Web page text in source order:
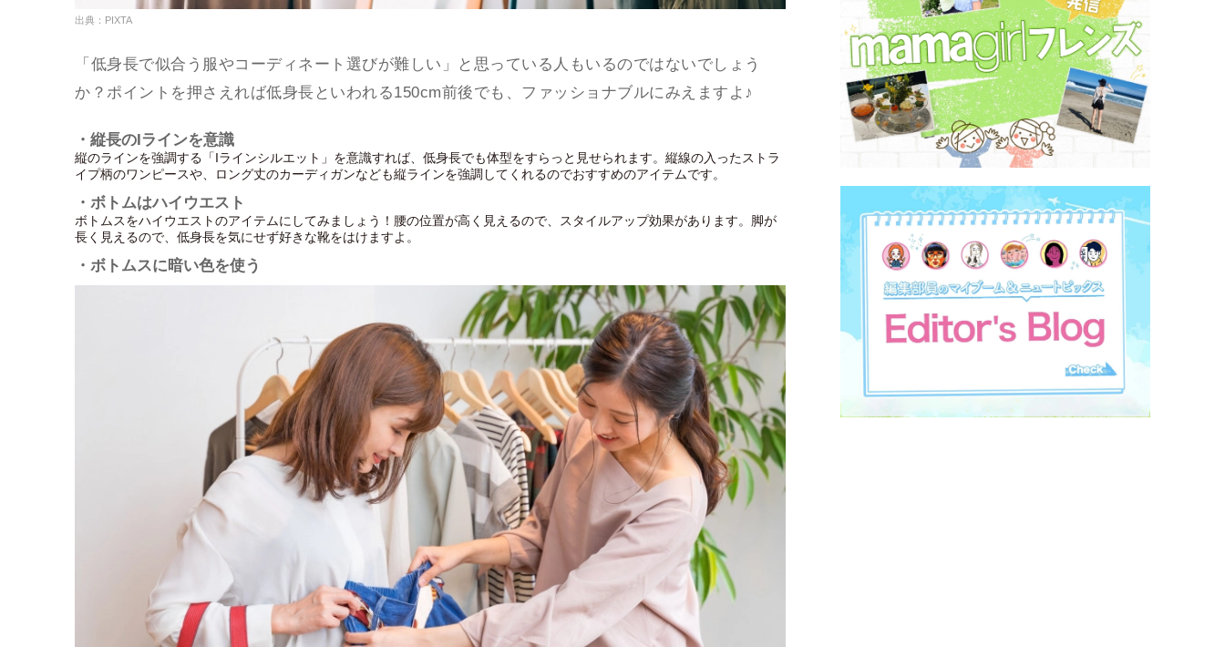
出典：PIXTA
「低身長で似合う服やコーディネート選びが難しい」と思っている人もいるのではないでしょう
か？ポイントを押さえれば低身長といわれる150cm前後でも、ファッショナブルにみえますよ♪
・縦長のIラインを意識
縦のラインを強調する「Iラインシルエット」を意識すれば、低身長でも体型をすらっと見せられます。縦線の入ったストラ
イプ柄のワンピースや、ロング丈のカーディガンなども縦ラインを強調してくれるのでおすすめのアイテムです。
・ボトムはハイウエスト
ボトムスをハイウエストのアイテムにしてみましょう！腰の位置が高く見えるので、スタイルアップ効果があります。脚が
長く見えるので、低身長を気にせず好きな靴をはけますよ。
・ボトムスに暗い色を使う